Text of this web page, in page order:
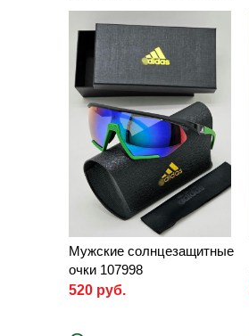
Мужские солнцезащитные
очки 107998
520 руб.